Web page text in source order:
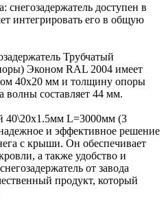
снегозадержатель доступен в
интегрировать его в общую
Трубчатый
Эконом RAL 2004 имеет
40х20 мм и толщину опоры
волны составляет 44 мм.
40\20х1.5мм L=3000мм (3
и эффективное решение
с крыши. Он обеспечивает
а также удобство и
от завода
продукт, который